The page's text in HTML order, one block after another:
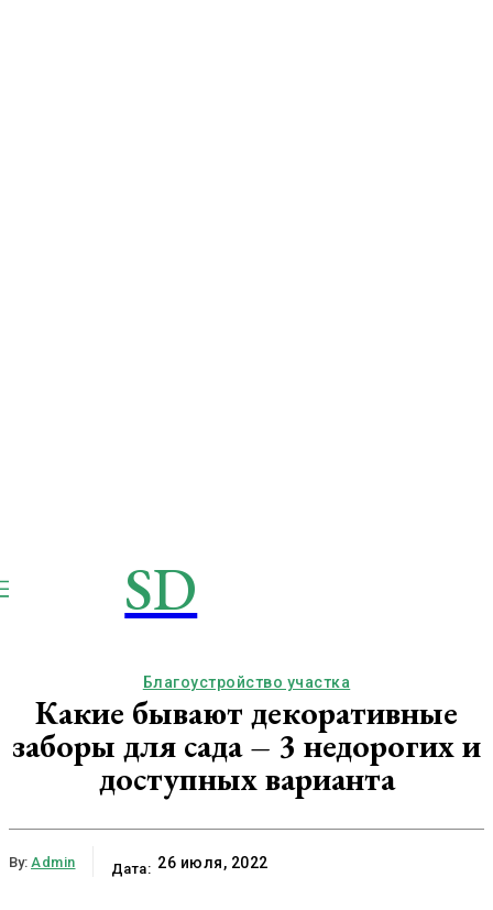
SD
Благоустройство участка
Какие бывают декоративные
заборы для сада – 3 недорогих и
доступных варианта
By: Admin Дата: 26 июля, 2022